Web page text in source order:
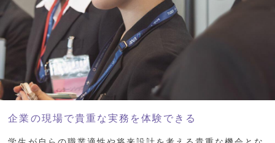
企業の現場で貴重な実務を体験できる